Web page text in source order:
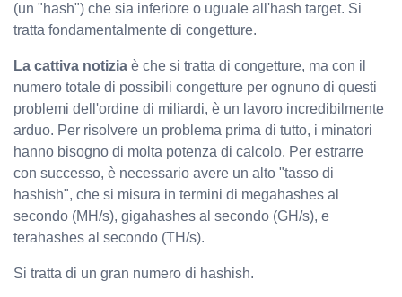
(un "hash") che sia inferiore o uguale all'hash target. Si
tratta fondamentalmente di congetture.
La cattiva notizia è che si tratta di congetture, ma con il
numero totale di possibili congetture per ognuno di questi
problemi dell'ordine di miliardi, è un lavoro incredibilmente
arduo. Per risolvere un problema prima di tutto, i minatori
hanno bisogno di molta potenza di calcolo. Per estrarre
con successo, è necessario avere un alto "tasso di
hashish", che si misura in termini di megahashes al
secondo (MH/s), gigahashes al secondo (GH/s), e
terahashes al secondo (TH/s).
Si tratta di un gran numero di hashish.